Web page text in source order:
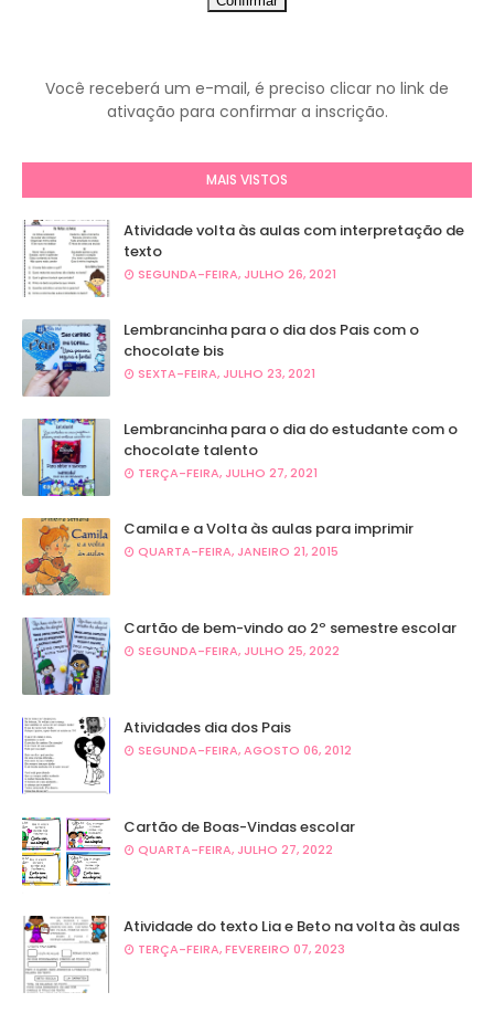
Você receberá um e-mail, é preciso clicar no link de
ativação para confirmar a inscrição.
MAIS VISTOS
Atividade volta às aulas com interpretação de
texto
SEGUNDA-FEIRA, JULHO 26, 2021
Lembrancinha para o dia dos Pais com o
chocolate bis
SEXTA-FEIRA, JULHO 23, 2021
Lembrancinha para o dia do estudante com o
chocolate talento
TERÇA-FEIRA, JULHO 27, 2021
Camila e a Volta às aulas para imprimir
QUARTA-FEIRA, JANEIRO 21, 2015
Cartão de bem-vindo ao 2º semestre escolar
SEGUNDA-FEIRA, JULHO 25, 2022
Atividades dia dos Pais
SEGUNDA-FEIRA, AGOSTO 06, 2012
Cartão de Boas-Vindas escolar
QUARTA-FEIRA, JULHO 27, 2022
Atividade do texto Lia e Beto na volta às aulas
TERÇA-FEIRA, FEVEREIRO 07, 2023